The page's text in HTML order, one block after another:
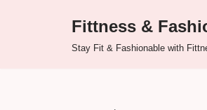
Fittness &
Stay Fit & Fashionable with